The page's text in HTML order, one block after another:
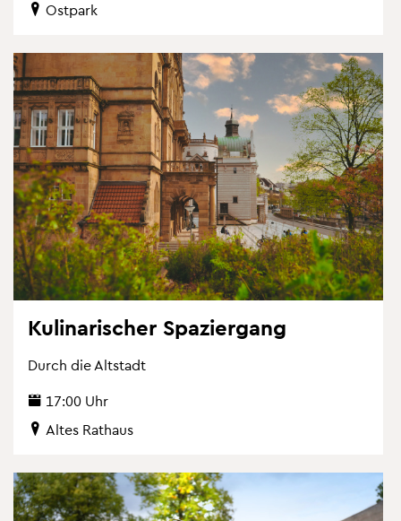
Ost­park
Ku­li­na­ri­scher Spa­zier­gang
Durch die Alt­stadt
17:00 Uhr
Altes Rat­haus